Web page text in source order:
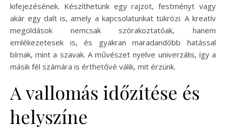
kifejezésének. Készíthetünk egy rajzot, festményt vagy
akár egy dalt is, amely a kapcsolatunkat tükrözi. A kreatív
megoldások nemcsak szórakoztatóak, hanem
emlékezetesek is, és gyakran maradandóbb hatással
bírnak, mint a szavak. A művészet nyelve univerzális, így a
másik fél számára is érthetővé válik, mit érzünk.
A vallomás időzítése és
helyszíne